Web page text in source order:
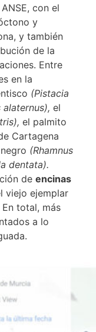
con el
y
y también
de la
Entre
en la
(Pistacia
alaternus), el
el palmito
Cartagena
(Rhamnus
dentata).
de encinas
viejo ejemplar
total, más
a lo